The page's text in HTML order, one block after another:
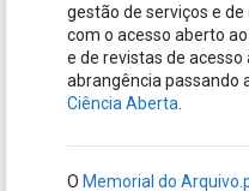
gestão de serviços e
com o acesso aberto
e de revistas de
abrangência passando
Ciência Aberta
O Memorial do